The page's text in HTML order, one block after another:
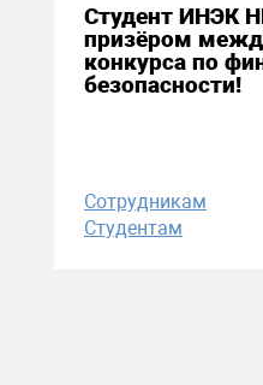
Студент ИНЭК
призёром
конкурса по
безопасности!
Сотрудникам
Студентам